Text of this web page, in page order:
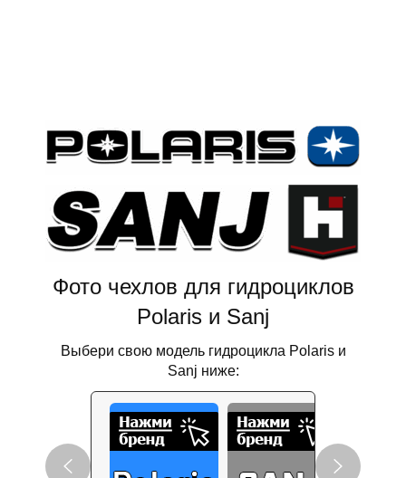
Фото чехлов для гидроциклов
Polaris и Sanj
Выбери свою модель гидроцикла Polaris и
Sanj ниже: